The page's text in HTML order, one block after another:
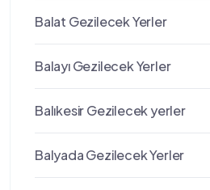
Balat Gezilecek Yerler
Balayı Gezilecek Yerler
Balıkesir Gezilecek yerler
Balyada Gezilecek Yerler